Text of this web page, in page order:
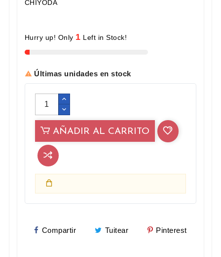
CHIYODA
Hurry up! Only 1 Left in Stock!
 Últimas unidades en stock
AÑADIR AL CARRITO
Compartir Tuitear Pinterest